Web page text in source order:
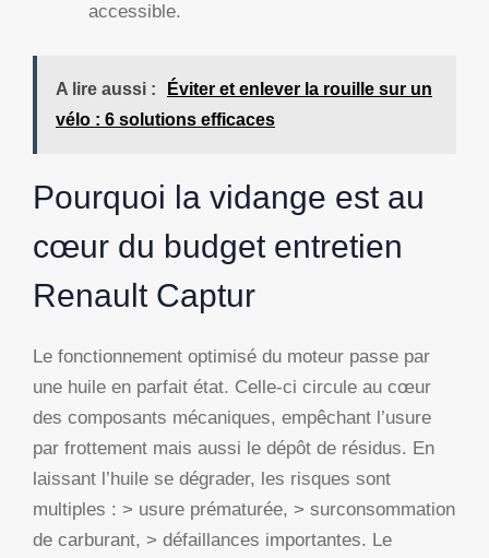
accessible.
A lire aussi :
Éviter et enlever la rouille sur un
vélo : 6 solutions efficaces
Pourquoi la vidange est au
cœur du budget entretien
Renault Captur
Le fonctionnement optimisé du moteur passe par
une huile en parfait état. Celle-ci circule au cœur
des composants mécaniques, empêchant l’usure
par frottement mais aussi le dépôt de résidus. En
laissant l’huile se dégrader, les risques sont
multiples : > usure prématurée, > surconsommation
de carburant, > défaillances importantes. Le